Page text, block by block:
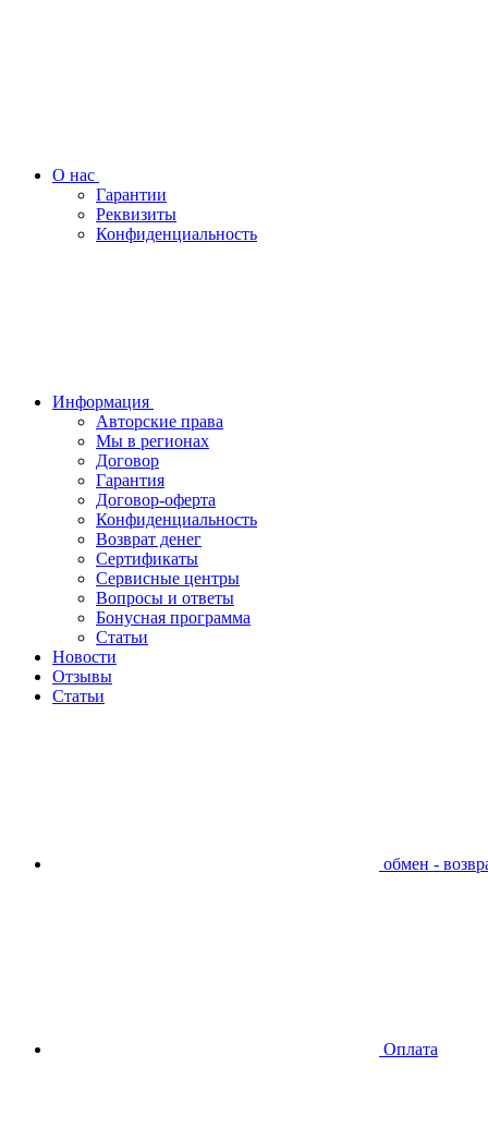
О нас
Гарантии
Реквизиты
Конфиденциальность
Информация
Авторские права
Мы в регионах
Договор
Гарантия
Договор-оферта
Конфиденциальность
Возврат денег
Сертификаты
Сервисные центры
Вопросы и ответы
Бонусная программа
Статьи
Новости
Отзывы
Статьи
обмен -
Оплата